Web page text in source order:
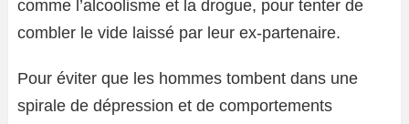
comme l’alcoolisme et la drogue, pour tenter de
combler le vide laissé par leur ex-partenaire.
Pour éviter que les hommes tombent dans une
spirale de dépression et de comportements